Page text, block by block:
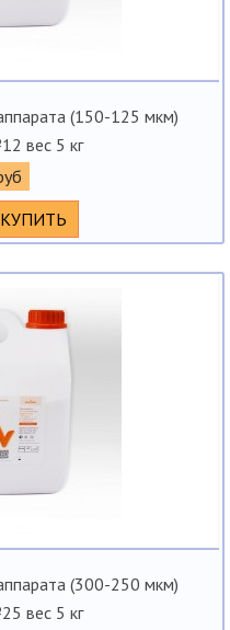
(150-125 мкм)
вес 5 кг
(300-250 мкм)
вес 5 кг